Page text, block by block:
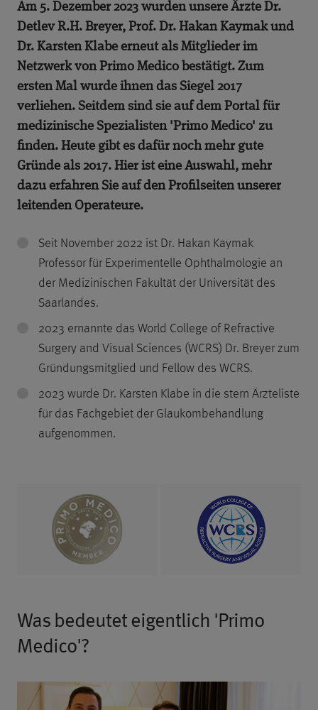
Am 5. Dezember 2023 wurden unsere Ärzte Dr.
Detlev R.H. Breyer, Prof. Dr. Hakan Kaymak und
Dr. Karsten Klabe erneut als Mitglieder im
Netzwerk von Primo Medico bestätigt. Zum
ersten Mal wurde ihnen das Siegel 2017
verliehen. Seitdem sind sie auf dem Portal für
medizinische Spezialisten 'Primo Medico' zu
finden. Heute gibt es dafür noch mehr gute
Gründe als 2017. Hier ist eine Auswahl, mehr
dazu erfahren Sie auf den Profilseiten unserer
leitenden Operateure.
Seit November 2022 ist Dr. Hakan Kaymak
Professor für Experimentelle Ophthalmologie an
der Medizinischen Fakultät der Universität des
Saarlandes.
2023 ernannte das World College of Refractive
Surgery and Visual Sciences (WCRS) Dr. Breyer zum
Gründungsmitglied und Fellow des WCRS.
2023 wurde Dr. Karsten Klabe in die stern Ärzteliste
für das Fachgebiet der Glaukombehandlung
aufgenommen.
Was bedeutet eigentlich 'Primo
Medico'?